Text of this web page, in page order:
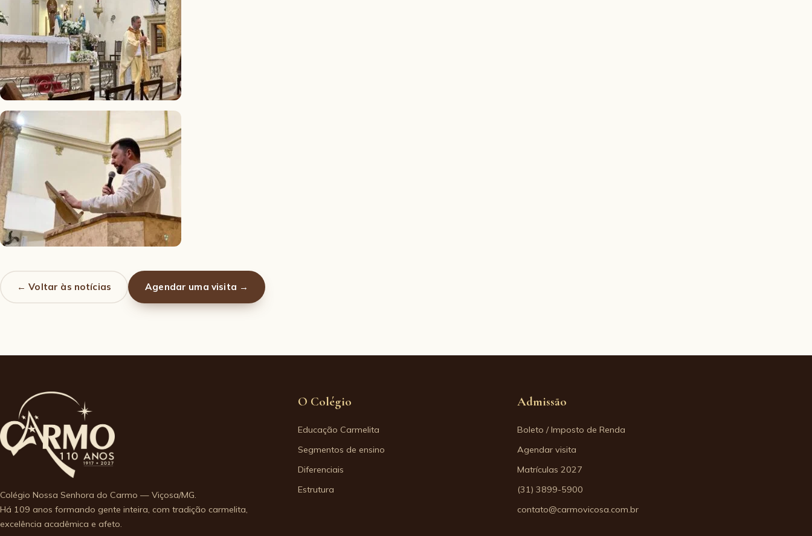
← Voltar às notícias Agendar uma visita →
Colégio Nossa Senhora do Carmo — Viçosa/MG.
Há 109 anos formando gente inteira, com tradição carmelita,
excelência acadêmica e afeto.
O Colégio
Educação Carmelita
Segmentos de ensino
Diferenciais
Estrutura
Admissão
Boleto / Imposto de Renda
Agendar visita
Matrículas 2027
(31) 3899-5900
contato@carmovicosa.com.br